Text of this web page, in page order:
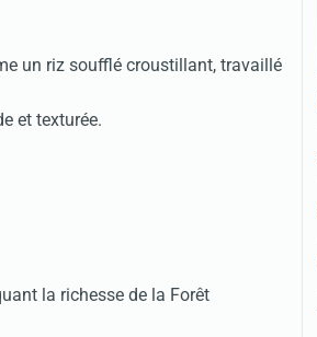
un riz soufflé croustillant, travaillé
et texturée.
la richesse de la Forêt